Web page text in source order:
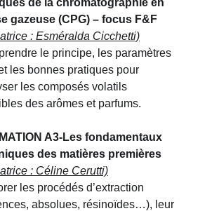
de la chromatographie en
gazeuse (CPG) – focus F&F
: Esméralda Cicchetti)
le principe, les paramètres
les bonnes pratiques pour
les composés volatils
des arômes et parfums.
A3-Les fondamentaux
des matières premières
: Céline Cerutti)
les procédés d’extraction
absolues, résinoïdes…), leur